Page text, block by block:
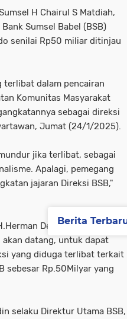
H Chairul S Matdiah,
Sumsel Babel (BSB)
senilai Rp50 miliar ditinjau
terlibat dalam pencairan
Komunitas Masyarakat
sebagai direksi
Jumat (24/1/2025).
jika terlibat, sebagai
Apalagi, pemegang
jajaran Direksi BSB,"
Deru yang akan
datang, untuk dapat
yang diduga terlibat terkait
sebesar Rp.50Milyar yang
selaku Direktur Utama BSB,
Berita